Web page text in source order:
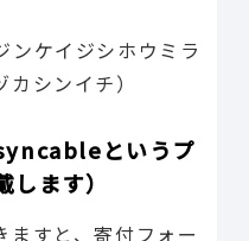
ンケイジシホウミラ
シンイチ）
というプ
ます）
ますと、寄付フォー